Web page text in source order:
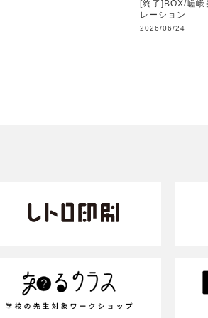
[終了]BOX/嵯峨
レーション
2026/06/24